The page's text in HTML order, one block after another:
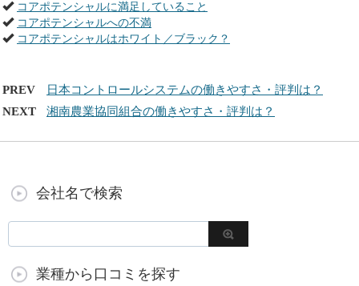
コアポテンシャルに満足していること
コアポテンシャルへの不満
コアポテンシャルはホワイト／ブラック？
PREV
日本コントロールシステムの働きやすさ・評判は？
NEXT
湘南農業協同組合の働きやすさ・評判は？
会社名で検索
業種から口コミを探す